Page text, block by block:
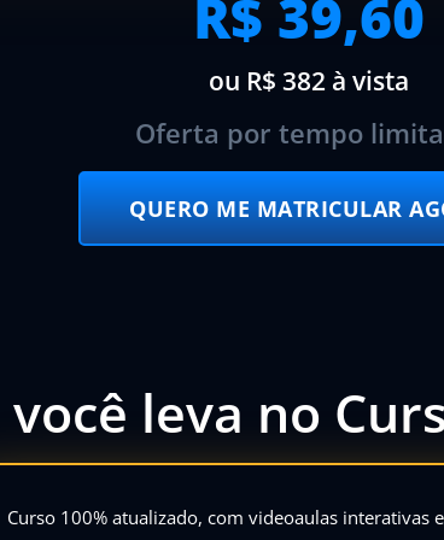
R$ 39,60
ou R$ 382 à vista
Oferta por tempo
QUERO ME MATRICULAR
leva no
Curso 100% atualizado, com videoaulas interativas